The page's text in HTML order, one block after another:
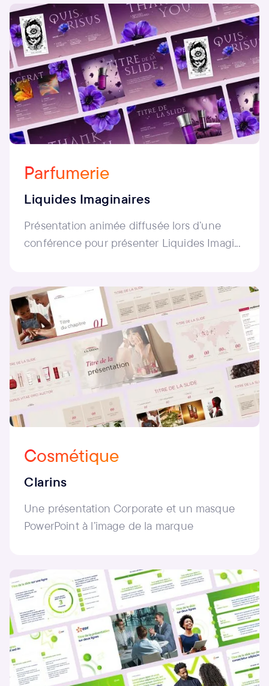
Parfumerie
Liquides Imaginaires
Présentation animée diffusée lors d’une
conférence pour présenter Liquides Imagi...
Cosmétique
Clarins
Une présentation Corporate et un masque
PowerPoint à l’image de la marque